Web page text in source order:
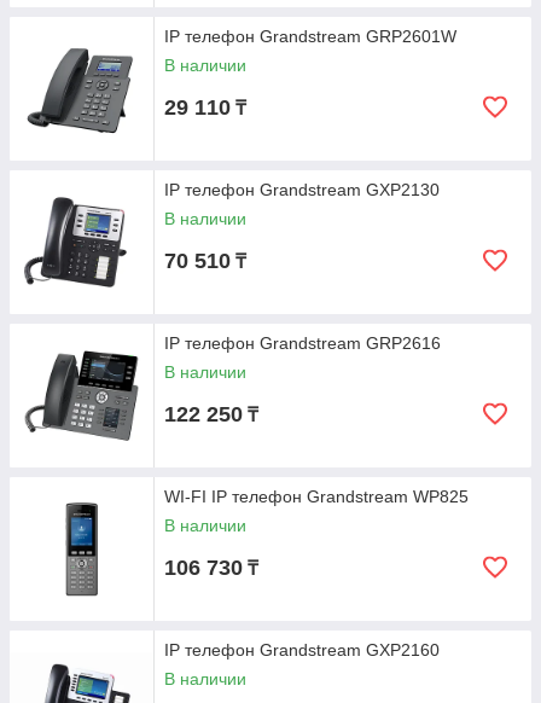
IP телефон Grandstream GRP2601W
В наличии
29 110 ₸
IP телефон Grandstream GXP2130
В наличии
70 510 ₸
IP телефон Grandstream GRP2616
В наличии
122 250 ₸
WI-FI IP телефон Grandstream WP825
В наличии
106 730 ₸
IP телефон Grandstream GXP2160
В наличии